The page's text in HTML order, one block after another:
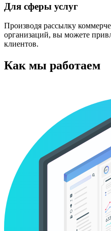
Для сферы услуг
Производя рассылку
организаций, вы можете
клиентов.
Как мы работаем